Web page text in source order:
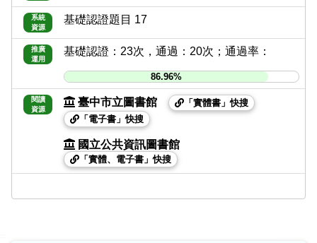
系統
資源
基礎認證題目 17
推廣
運用
基礎認證：23次，通過：20次；通過率：
86.96%
閱讀
資源
臺中市立圖書館
「實體書」快搜
「電子書」快搜
國立公共資訊圖書館
「實體、電子書」快搜